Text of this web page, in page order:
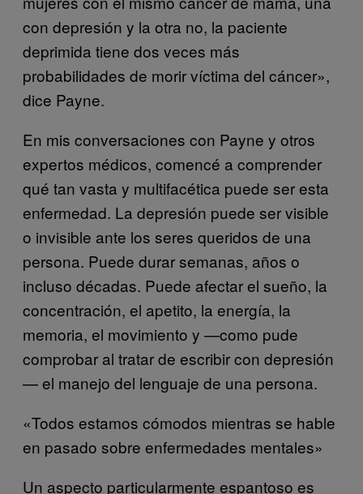
con depresión y la otra no, la paciente
deprimida tiene dos veces más
probabilidades de morir víctima del cáncer»,
dice Payne.
En mis conversaciones con Payne y otros
expertos médicos, comencé a comprender
qué tan vasta y multifacética puede ser esta
enfermedad. La depresión puede ser visible
o invisible ante los seres queridos de una
persona. Puede durar semanas, años o
incluso décadas. Puede afectar el sueño, la
concentración, el apetito, la energía, la
memoria, el movimiento y —como pude
comprobar al tratar de escribir con depresión
— el manejo del lenguaje de una persona.
«Todos estamos cómodos mientras se hable
en pasado sobre enfermedades mentales»
Un aspecto particularmente espantoso es